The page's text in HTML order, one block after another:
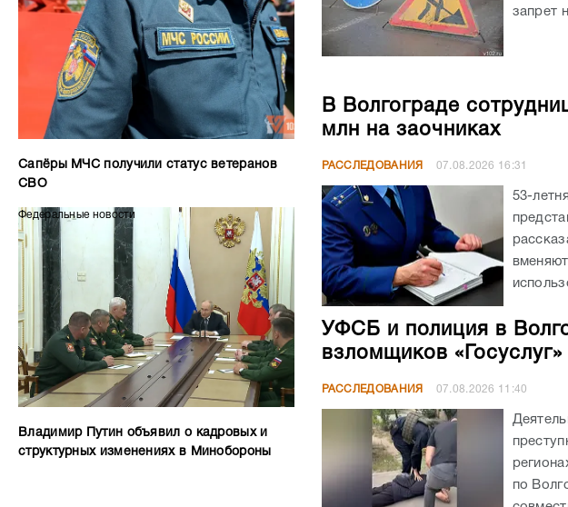
Сапёры МЧС получили статус ветеранов
СВО
Федеральные новости
Владимир Путин объявил о кадровых и
структурных изменениях в Минобороны
запрет
В Волгограде
млн на заочниках
РАССЛЕДОВАНИЯ 07.08.2026 16:31
53-
УФСБ и полиция в
взломщиков «Госуслуг»
РАССЛЕДОВАНИЯ 07.08.2026 11:40
по